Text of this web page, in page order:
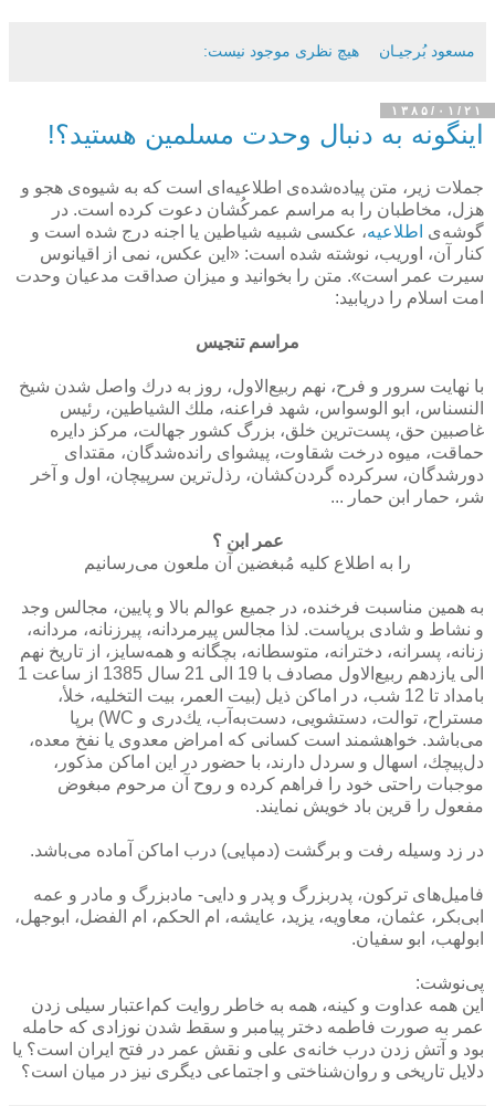
مسعود بُرجيـان هیچ نظری موجود نیست:
۱۳۸۵/۰۱/۲۱
اینگونه به دنبال وحدت مسلمین هستید؟!
جملات زیر، متن پیاده‌شده‌ی اطلاعیه‌ای است كه به شیوه‌ی هجو و
هزل، مخاطبان را به مراسم عمركُشان دعوت كرده است. در
گوشه‌ی اطلاعیه، عكسی شبیه شیاطین یا اجنه درج شده است و
كنار آن، اوریب، نوشته شده است: «این عكس، نمی از اقیانوس
سیرت عمر است». متن را بخوانید و میزان صداقت مدعیان وحدت
امت اسلام را دریابید:
مراسم تنجیس
با نهایت سرور و فرح، نهم ربیع‌الاول، روز به درك واصل شدن شیخ
النسناس، ابو الوسواس، شهد فراعنه، ملك الشیاطین، رئیس
غاصبین حق، پست‌ترین خلق، بزرگ كشور جهالت، مركز دایره
حماقت، میوه درخت شقاوت، پیشوای رانده‌شدگان، مقتدای
دورشدگان، سركرده گردن‌كشان، رذل‌ترین سرپیچان، اول و آخر
شر، حمار ابن حمار ...
عمر ابن ؟
را به اطلاع كلیه مُبغضین آن ملعون می‌رسانیم
به همین مناسبت فرخنده، در جمیع عوالم بالا و پایین، مجالس وجد
و نشاط و شادی برپاست. لذا مجالس پیرمردانه، پیرزنانه، مردانه،
زنانه، پسرانه، دخترانه، متوسطانه، بچگانه و همه‌سایز، از تاریخ نهم
الی یازدهم ربیع‌الاول مصادف با 19 الی 21 سال 1385 از ساعت 1
بامداد تا 12 شب، در اماكن ذیل (بیت العمر، بیت التخلیه، خلأ،
مستراح، توالت، دستشویی، دست‌به‌آب، یك‌دری و WC) برپا
می‌باشد. خواهشمند است كسانی كه امراض معدوی یا نفخ معده،
دل‌پیچك، اسهال و سردل دارند، با حضور در این اماكن مذكور،
موجبات راحتی خود را فراهم كرده و روح آن مرحوم مبغوض
مفعول را قرین باد خویش نمایند.
در زد وسیله رفت و برگشت (دمپایی) درب اماكن آماده می‌باشد.
فامیل‌های تركون، پدربزرگ و پدر و دایی- مادبزرگ و مادر و عمه
ابی‌بكر، عثمان، معاویه، یزید، عایشه، ام الحكم، ام الفضل، ابوجهل،
ابولهب، ابو سفیان.
پی‌نوشت:
این همه عداوت و كینه، همه به خاطر روایت كم‌اعتبار سیلی زدن
عمر به صورت فاطمه دختر پیامبر و سقط شدن نوزادی كه حامله
بود و آتش زدن درب خانه‌ی علی و نقش عمر در فتح ایران است؟ یا
دلایل تاریخی و روان‌شناختی و اجتماعی دیگری نیز در میان است؟